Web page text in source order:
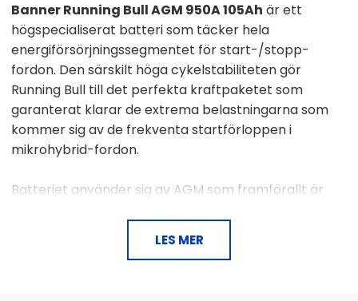
Banner Running Bull AGM 950A 105Ah är ett
högspecialiserat batteri som täcker hela
energiförsörjningssegmentet för start-/stopp-
fordon. Den särskilt höga cykelstabiliteten gör
Running Bull till det perfekta kraftpaketet som
garanterat klarar de extrema belastningarna som
kommer sig av de frekventa startförloppen i
mikrohybrid-fordon.
Batteriet använder sig av AGM som framförallt är
tiden och under de kommande åren kommer detta
LES MER